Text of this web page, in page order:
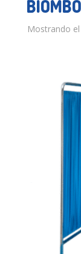
Mostrando